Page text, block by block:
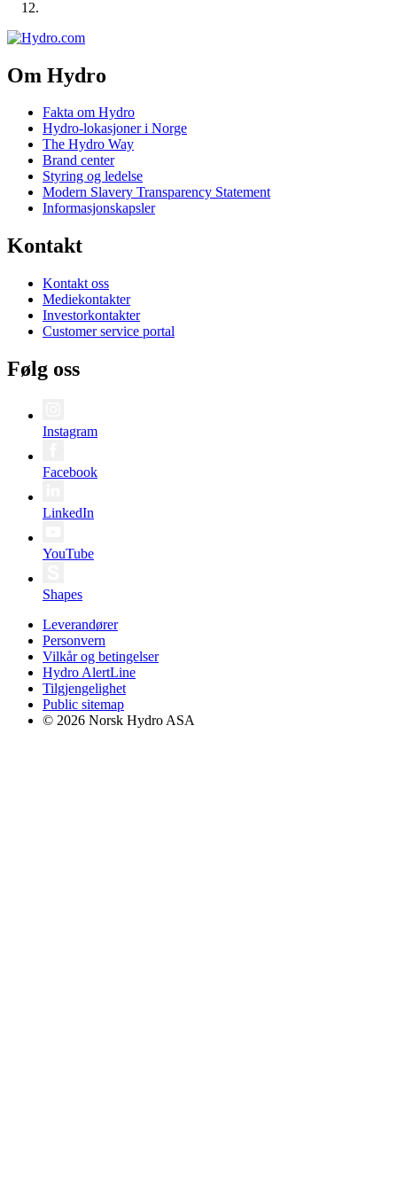
Om Hydro
Fakta om Hydro
Hydro-lokasjoner i Norge
The Hydro Way
Brand center
Styring og ledelse
Modern Slavery Transparency Statement
Informasjonskapsler
Kontakt
Kontakt oss
Mediekontakter
Investorkontakter
Customer service portal
Følg oss
Instagram
Facebook
LinkedIn
YouTube
Shapes
Leverandører
Personvern
Vilkår og betingelser
Hydro AlertLine
Tilgjengelighet
Public sitemap
© 2026 Norsk Hydro ASA